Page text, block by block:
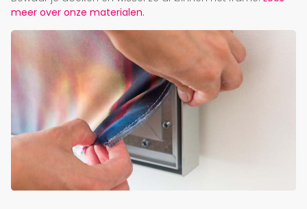
meer over onze materialen.